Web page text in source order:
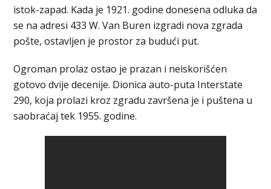
istok-zapad. Kada je 1921. godine donesena odluka da
se na adresi 433 W. Van Buren izgradi nova zgrada
pošte, ostavljen je prostor za budući put.
Ogroman prolaz ostao je prazan i neiskorišćen
gotovo dvije decenije. Dionica auto-puta Interstate
290, koja prolazi kroz zgradu završena je i puštena u
saobraćaj tek 1955. godine.